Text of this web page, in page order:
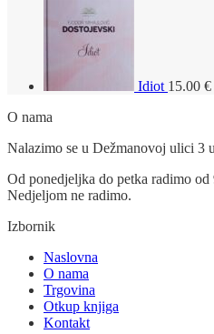
Idiot 15.00 €
O nama
Nalazimo se u Dežmanovoj ulici 3
Od ponedjeljka do petka radimo
Nedjeljom ne radimo.
Izbornik
Naslovna
O nama
Trgovina
Otkup knjiga
Kontakt